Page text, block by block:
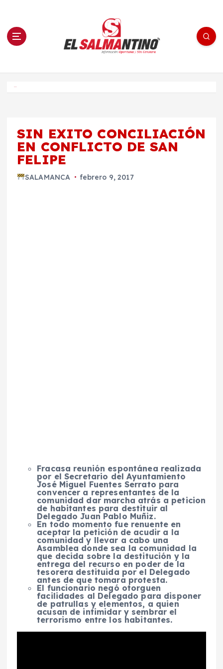
n El Salmantino - medios/noticias/editorial
SIN EXITO CONCILIACIÓN
EN CONFLICTO DE SAN
FELIPE
SALAMANCA febrero 9, 2017
Fracasa reunión espontánea realizada
por el Secretario del Ayuntamiento
José Miguel Fuentes Serrato para
convencer a representantes de la
comunidad dar marcha atrás a peticion
de habitantes para destituir al
Delegado Juan Pablo Muñiz.
En todo momento fue renuente en
aceptar la petición de acudir a la
comunidad y llevar a cabo una
Asamblea donde sea la comunidad la
que decida sobre la destitución y la
entrega del recurso en poder de la
tesorera destituida por el Delegado
antes de que tomara protesta.
El funcionario negó otorguen
facilidades al Delegado para disponer
de patrullas y elementos, a quien
acusan de intimidar y sembrar el
terrorismo entre los habitantes.